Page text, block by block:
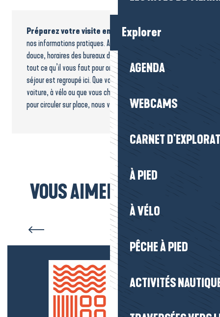
Explorer
AGENDA
WEBCAMS
CARNET
À PIED
À VÉLO
PÊCHE À PIED
ACTIVITÉS
Préparez votre visite en toute sérénité
nos informations pratiques. Accès, transports, mobilité
douce, horaires des bureaux d’information touristique :
tout ce qu’il vous faut pour organiser facilement votre
séjour est regroupé ici. Que vous arriviez en train, en
voiture, à vélo ou que vous cherchiez les bons réflexes
pour circuler sur place, nous vous guidons pas à pas.
Venir et se déplacer en
Presqu’île de Guérande
VOUS AIMEREZ AUSSI...
La Baule